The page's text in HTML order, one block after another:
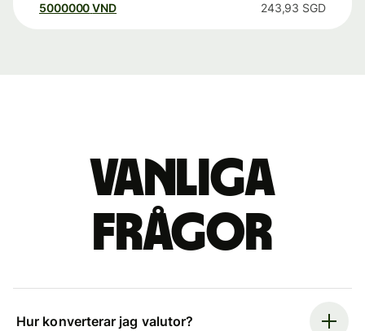
5000000VND 243,93 SGD
Vanliga
frågor
Hur konverterar jag valutor?